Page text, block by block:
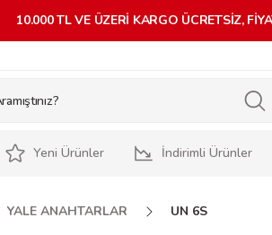
10.000 TL VE ÜZERİ KARGO ÜCRETSİZ,
Yeni Ürünler İndirimli Ürünler
YALE ANAHTARLAR UN 6S